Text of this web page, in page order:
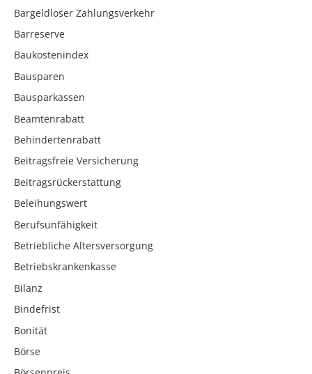
Bargeldloser Zahlungsverkehr
Barreserve
Baukostenindex
Bausparen
Bausparkassen
Beamtenrabatt
Behindertenrabatt
Beitragsfreie Versicherung
Beitragsrückerstattung
Beleihungswert
Berufsunfähigkeit
Betriebliche Altersversorgung
Betriebskrankenkasse
Bilanz
Bindefrist
Bonität
Börse